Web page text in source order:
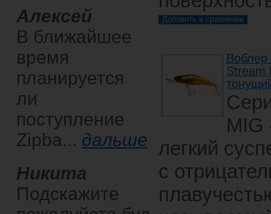
Алексей
В ближайшее
время
планируется
ли
поступление
Zipba... дальше
Никита
Подскажите
Воблер
Stream
MIG
легкий
с